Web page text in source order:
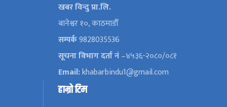
खबर विन्दु प्रा.लि.
बानेश्वर १०, काठमाडौँ
सम्पर्क9828035536
सूचना विभाग दर्ता नं–४५३६-२०८०/०८१
Email:khabarbindu1@gmail.com
हाम्रो टिम